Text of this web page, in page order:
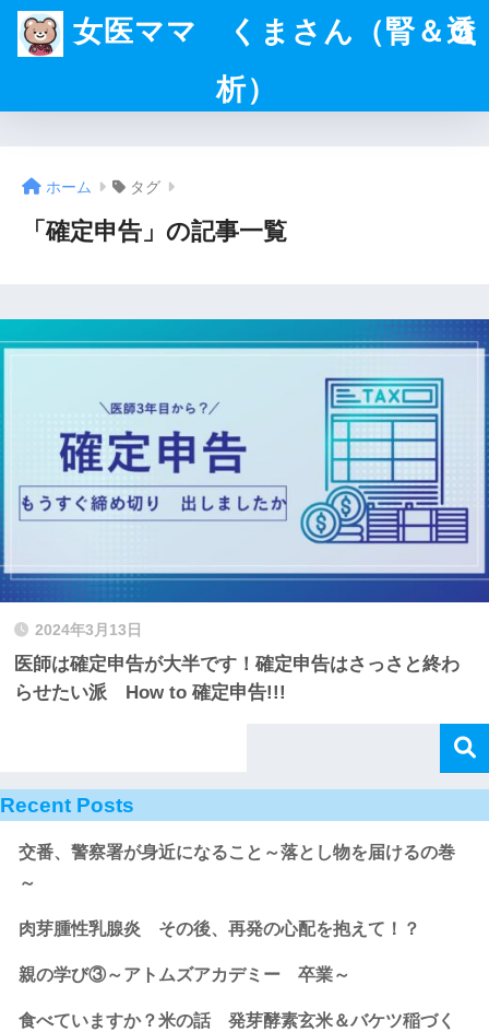
女医ママ くまさん（腎＆透
析）
ホーム タグ
「確定申告」の記事一覧
2024年3月13日
医師は確定申告が大半です！確定申告はさっさと終わ
らせたい派 How to 確定申告!!!
Recent Posts
交番、警察署が身近になること～落とし物を届けるの巻
～
肉芽腫性乳腺炎 その後、再発の心配を抱えて！？
親の学び③～アトムズアカデミー 卒業～
食べていますか？米の話 発芽酵素玄米＆バケツ稲づく